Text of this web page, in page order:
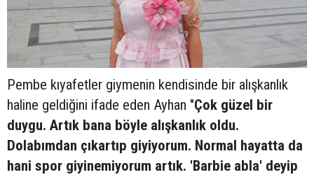
Pembe kıyafetler giymenin kendisinde bir alışkanlık
haline geldiğini ifade eden Ayhan "Çok güzel bir
duygu. Artık bana böyle alışkanlık oldu.
Dolabımdan çıkartıp giyiyorum. Normal hayatta da
hani spor giyinemiyorum artık. 'Barbie abla' deyip